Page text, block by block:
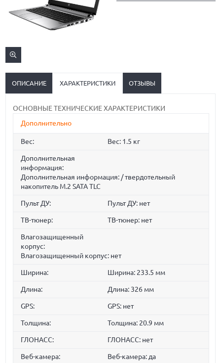
ОПИСАНИЕ ХАРАКТЕРИСТИКИ ОТЗЫВЫ
ОСНОВНЫЕ ТЕХНИЧЕСКИЕ ХАРАКТЕРИСТИКИ
Дополнительно
Вес: Вес: 1.5 кг
Дополнительная
информация:
Дополнительная информация: / твердотельный
накопитель M.2 SATA TLC
Пульт ДУ: Пульт ДУ: нет
ТВ-тюнер: ТВ-тюнер: нет
Влагозащищенный
корпус:
Влагозащищенный корпус: нет
Ширина: Ширина: 233.5 мм
Длина: Длина: 326 мм
GPS: GPS: нет
Толщина: Толщина: 20.9 мм
ГЛОНАСС: ГЛОНАСС: нет
Веб-камера: Веб-камера: да